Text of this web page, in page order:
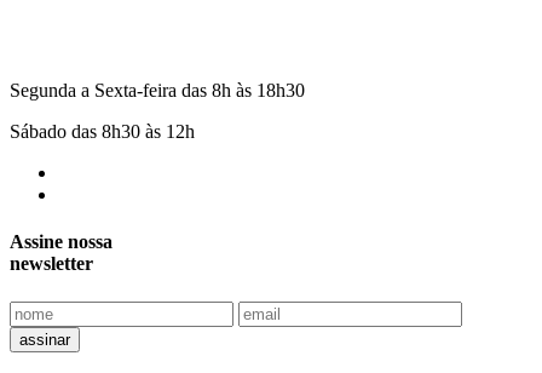
Segunda a Sexta-feira das 8h às 18h30
Sábado das 8h30 às 12h
Assine nossa
newsletter
assinar